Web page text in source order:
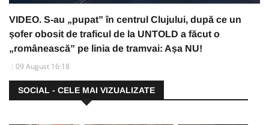
VIDEO. S-au „pupat” în centrul Clujului, după ce un
șofer obosit de traficul de la UNTOLD a făcut o
„românească” pe linia de tramvai: Așa NU!
09 August 16:18
SOCIAL - CELE MAI VIZUALIZATE